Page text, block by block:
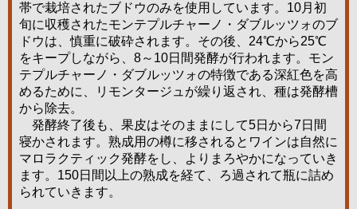
帯で栽培されたブドウのみを使用しています。10月初
旬に収穫されたモンテプルチャーノ・ダブルッツォのブ
ドウは、慎重に破砕されます。その後、24℃から25℃
をキープしながら、8～10日間発酵が行われます。モン
テプルチャーノ・ダブルッツォの特徴である深紅色を高
めるために、リモンタージュが繰り返され、種は発酵槽
から除去。
発酵終了後も、果皮はそのままにして5日から7日間
寝かされます。熟成用の樽に移されるとワインは自然に
マロラクティック発酵をし、よりまろやかになっていき
ます。150日間以上の熟成を経て、ろ過されて瓶に詰め
られていきます。